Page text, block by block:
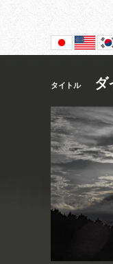
タイトル ダ